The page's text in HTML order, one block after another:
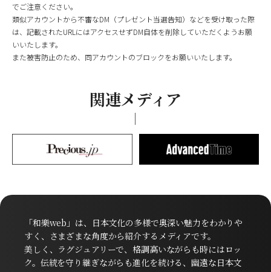
でご注意ください。
類似アカウントから不審なDM（プレゼント当選告知）などを受け取った際
は、記載されたURLにはアクセスせずDM自体を削除していただくようお願
いいたします。
また被害防止のため、同アカウントのブロックをお願いいたします。
関連メディア
「和樂web」は、日本文化の多様で奥深い魅力をわかりや
すく、さまざまな角度から紹介するメディアです。
美しく、ラグジュアリーで、格調高いながらも時にはロッ
ク。伝統を守り継ぎながらも進化を続ける、幽遠な日本文